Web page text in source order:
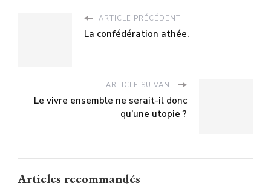
ARTICLE PRÉCÉDENT
La confédération athée.
ARTICLE SUIVANT
Le vivre ensemble ne serait-il donc
qu’une utopie ?
Articles recommandés